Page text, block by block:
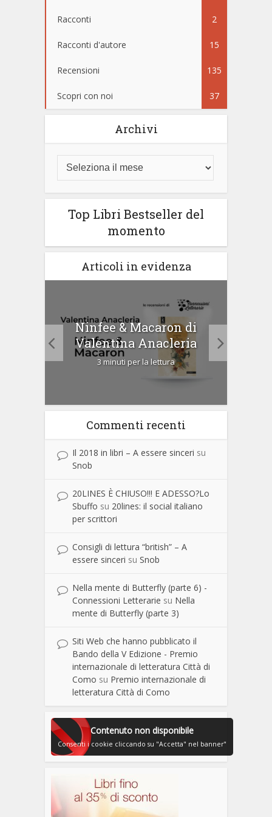
Racconti 2
Racconti d'autore 15
Recensioni 135
Scopri con noi 37
Archivi
Top Libri Bestseller del
momento
Articoli in evidenza
Ninfee & Macaron di
Valentina Anacleria
3 minuti per la lettura
Commenti recenti
Il 2018 in libri – A essere sinceri su
Snob
20LINES È CHIUSO!!! E ADESSO?Lo
Sbuffo su 20lines: il social italiano
per scrittori
Consigli di lettura “british” – A
essere sinceri su Snob
Nella mente di Butterfly (parte 6) -
Connessioni Letterarie su Nella
mente di Butterfly (parte 3)
Siti Web che hanno pubblicato il
Bando della V Edizione - Premio
internazionale di letteratura Città di
Como su Premio internazionale di
letteratura Città di Como
Contenuto non disponibile
Consenti i cookie cliccando su "Accetta" nel banner"